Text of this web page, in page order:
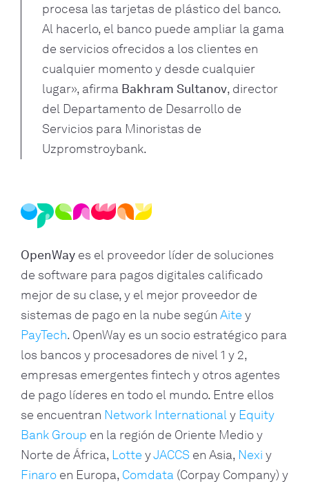
procesa las tarjetas de plástico del banco.
Al hacerlo, el banco puede ampliar la gama
de servicios ofrecidos a los clientes en
cualquier momento y desde cualquier
lugar», afirma Bakhram Sultanov, director
del Departamento de Desarrollo de
Servicios para Minoristas de
Uzpromstroybank.
OpenWay es el proveedor líder de soluciones
de software para pagos digitales calificado
mejor de su clase, y el mejor proveedor de
sistemas de pago en la nube según Aite y
PayTech. OpenWay es un socio estratégico para
los bancos y procesadores de nivel 1 y 2,
empresas emergentes fintech y otros agentes
de pago líderes en todo el mundo. Entre ellos
se encuentran Network Internationaly Equity
Bank Group en la región de Oriente Medio y
Norte de África, Lotte yJACCS en Asia, Nexi y
Finaro en Europa, Comdata (Corpay Company) y